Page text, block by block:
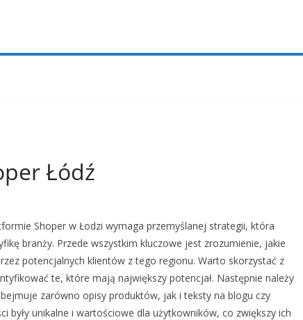
Łódź
Shoper w Łodzi wymaga przemyślanej strategii, która
branży. Przede wszystkim kluczowe jest zrozumienie, jakie
potencjalnych klientów z tego regionu. Warto skorzystać z
te, które mają największy potencjał. Następnie należy
zarówno opisy produktów, jak i teksty na blogu czy
były unikalne i wartościowe dla użytkowników, co zwiększy ich